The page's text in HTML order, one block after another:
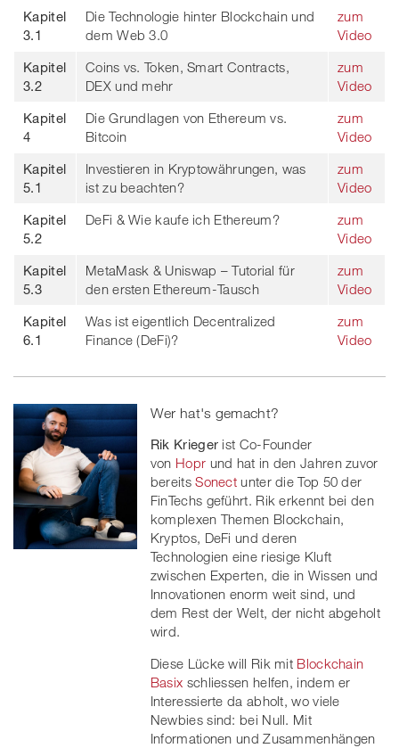
Kapitel
3.1
Die Technologie hinter Blockchain und
dem Web 3.0
zum
Video
Kapitel
3.2
Coins vs. Token, Smart Contracts,
DEX und mehr
zum
Video
Kapitel
4
Die Grundlagen von Ethereum vs.
Bitcoin
zum
Video
Kapitel
5.1
Investieren in Kryptowährungen, was
ist zu beachten?
zum
Video
Kapitel
5.2
DeFi & Wie kaufe ich Ethereum?
zum
Video
Kapitel
5.3
MetaMask & Uniswap – Tutorial für
den ersten Ethereum-Tausch
zum
Video
Kapitel
6.1
Was ist eigentlich Decentralized
Finance (DeFi)?
zum
Video
Wer hat's gemacht?
Rik Krieger ist Co-Founder
von Hopr und hat in den Jahren zuvor
bereitsSonect unter die Top 50 der
FinTechs geführt. Rik erkennt bei den
komplexen Themen Blockchain,
Kryptos, DeFi und deren
Technologien eine riesige Kluft
zwischen Experten, die in Wissen und
Innovationen enorm weit sind, und
dem Rest der Welt, der nicht abgeholt
wird.
Diese Lücke will Rik mit Blockchain
Basix schliessen helfen, indem er
Interessierte da abholt, wo viele
Newbies sind: bei Null. Mit
Informationen und Zusammenhängen